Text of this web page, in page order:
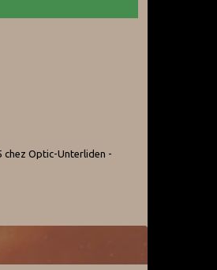
chez Optic-Unterliden -